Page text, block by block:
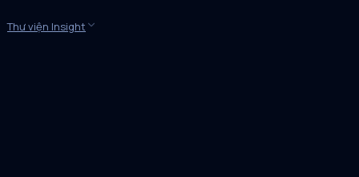
Thư viện Insight